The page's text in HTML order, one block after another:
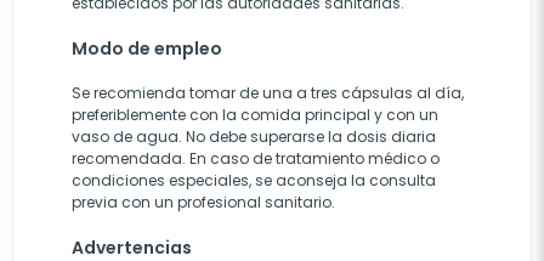
Modo de empleo
Se recomienda tomar de una a tres cápsulas al día,
preferiblemente con la comida principal y con un
vaso de agua. No debe superarse la dosis diaria
recomendada. En caso de tratamiento médico o
condiciones especiales, se aconseja la consulta
previa con un profesional sanitario.
Advertencias